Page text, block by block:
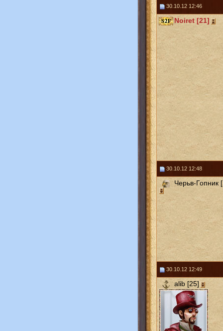
30.10.12 12:46
Noiret [21]
30.10.12 12:48
Черьв-Гопник
30.10.12 12:49
alib [25]